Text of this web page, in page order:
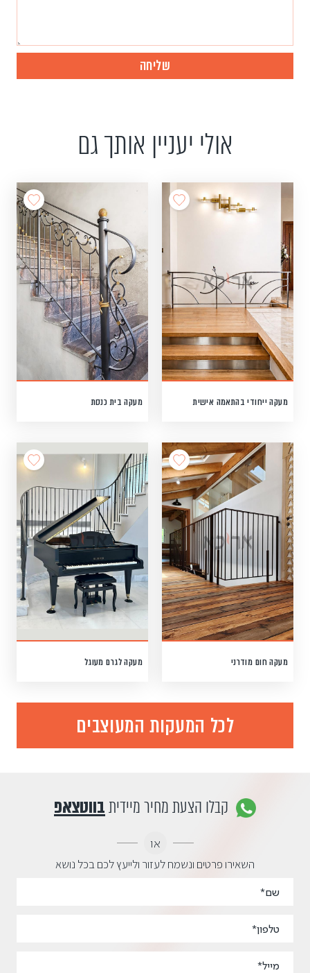
אולי יעניין אותך גם
מעקה ייחודי בהתאמה אישית מעקה בית כנסת
מעקה חום מודרני מעקה לגרם מעוגל
לכל המעקות המעוצבים
קבלו הצעת מחיר מיידיתבווטצאפ
או
השאירו פרטים ונשמח לעזור ולייעץ לכם בכל נושא